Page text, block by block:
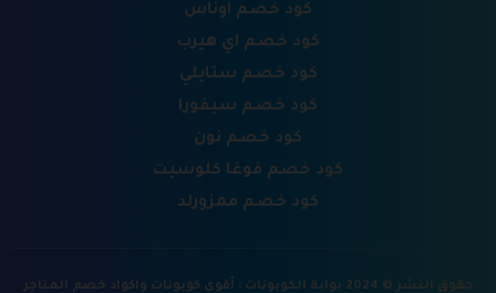
كود خصم اوناس
كود خصم اي هيرب
كود خصم ستايلي
كود خصم سيفورا
كود خصم نون
كود خصم فوغا كلوسيت
كود خصم ممزورلد
حقوق النشر © 2024 بوابة الكوبونات : أقوي كوبونات واكواد خصم المتاجر